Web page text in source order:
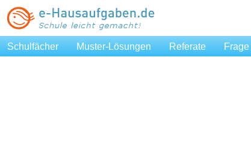
Schulfächer Muster-Lösungen Referate